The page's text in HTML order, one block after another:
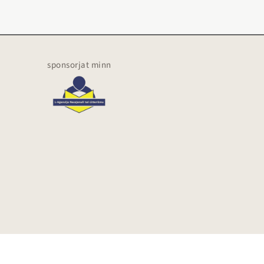
sponsorjat minn